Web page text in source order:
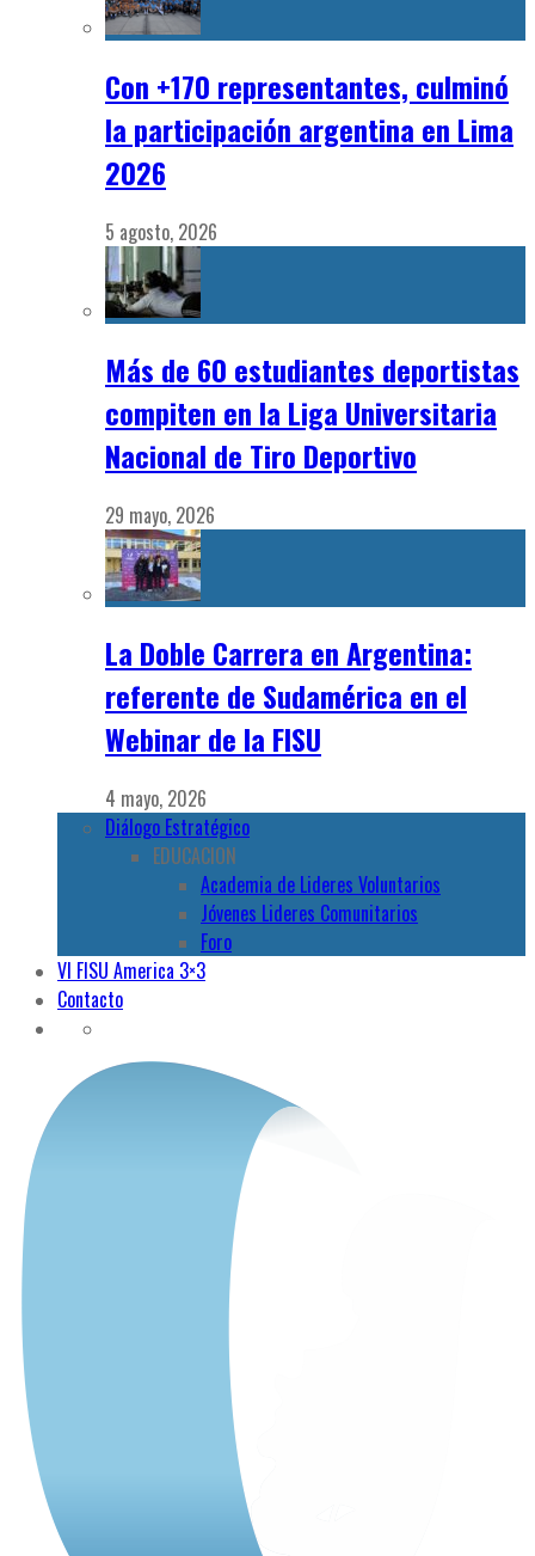
Con +170 representantes, culminó
la participación argentina en Lima
2026
5 agosto, 2026
Más de 60 estudiantes deportistas
compiten en la Liga Universitaria
Nacional de Tiro Deportivo
29 mayo, 2026
La Doble Carrera en Argentina:
referente de Sudamérica en el
Webinar de la FISU
4 mayo, 2026
Diálogo Estratégico
EDUCACION
Academia de Lideres Voluntarios
Jóvenes Lideres Comunitarios
Foro
VI FISU America 3×3
Contacto